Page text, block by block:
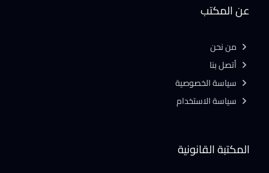
المكتبة القانونية
عن المكتب
من نحن
أتصل بنا
سياسة الخصوصية
سياسة الاستخدام